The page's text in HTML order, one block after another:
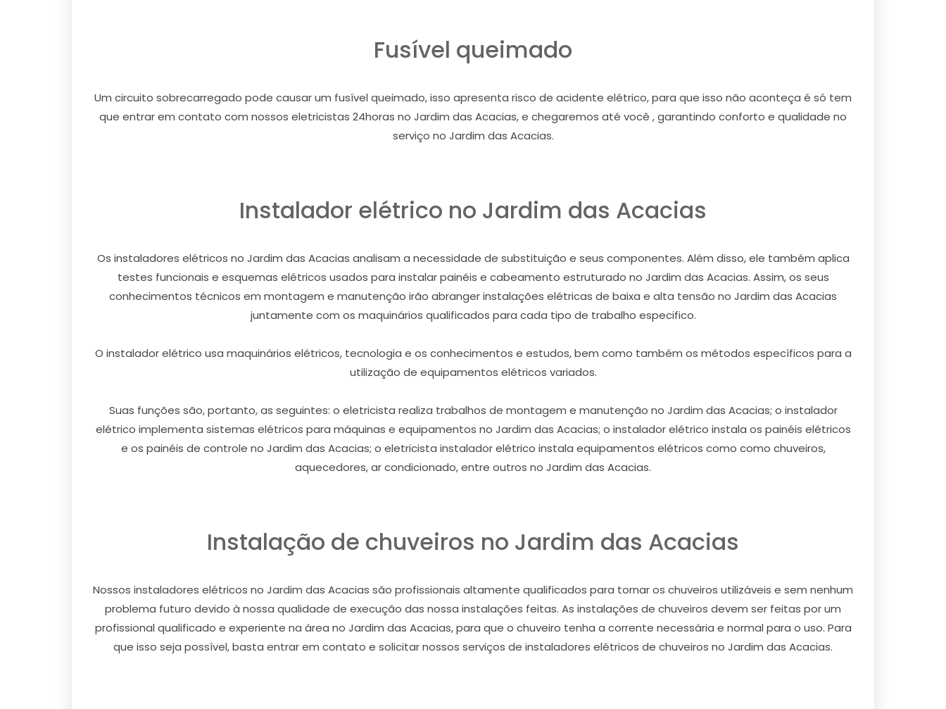
Fusível queimado
Um circuito sobrecarregado pode causar um fusível queimado, isso apresenta risco de acidente elétrico, para que isso não aconteça é só tem
que entrar em contato com nossos eletricistas 24horas no Jardim das Acacias, e chegaremos até você , garantindo conforto e qualidade no
serviço no Jardim das Acacias.
Instalador elétrico no Jardim das Acacias
Os instaladores elétricos no Jardim das Acacias analisam a necessidade de substituição e seus componentes. Além disso, ele também aplica
testes funcionais e esquemas elétricos usados para instalar painéis e cabeamento estruturado no Jardim das Acacias. Assim, os seus
conhecimentos técnicos em montagem e manutenção irão abranger instalações elétricas de baixa e alta tensão no Jardim das Acacias
juntamente com os maquinários qualificados para cada tipo de trabalho especifico.
O instalador elétrico usa maquinários elétricos, tecnologia e os conhecimentos e estudos, bem como também os métodos específicos para a
utilização de equipamentos elétricos variados.
Suas funções são, portanto, as seguintes: o eletricista realiza trabalhos de montagem e manutenção no Jardim das Acacias; o instalador
elétrico implementa sistemas elétricos para máquinas e equipamentos no Jardim das Acacias; o instalador elétrico instala os painéis elétricos
e os painéis de controle no Jardim das Acacias; o eletricista instalador elétrico instala equipamentos elétricos como como chuveiros,
aquecedores, ar condicionado, entre outros no Jardim das Acacias.
Instalação de chuveiros no Jardim das Acacias
Nossos instaladores elétricos no Jardim das Acacias são profissionais altamente qualificados para tornar os chuveiros utilizáveis e sem nenhum
problema futuro devido à nossa qualidade de execução das nossa instalações feitas. As instalações de chuveiros devem ser feitas por um
profissional qualificado e experiente na área no Jardim das Acacias, para que o chuveiro tenha a corrente necessária e normal para o uso. Para
que isso seja possível, basta entrar em contato e solicitar nossos serviços de instaladores elétricos de chuveiros no Jardim das Acacias.